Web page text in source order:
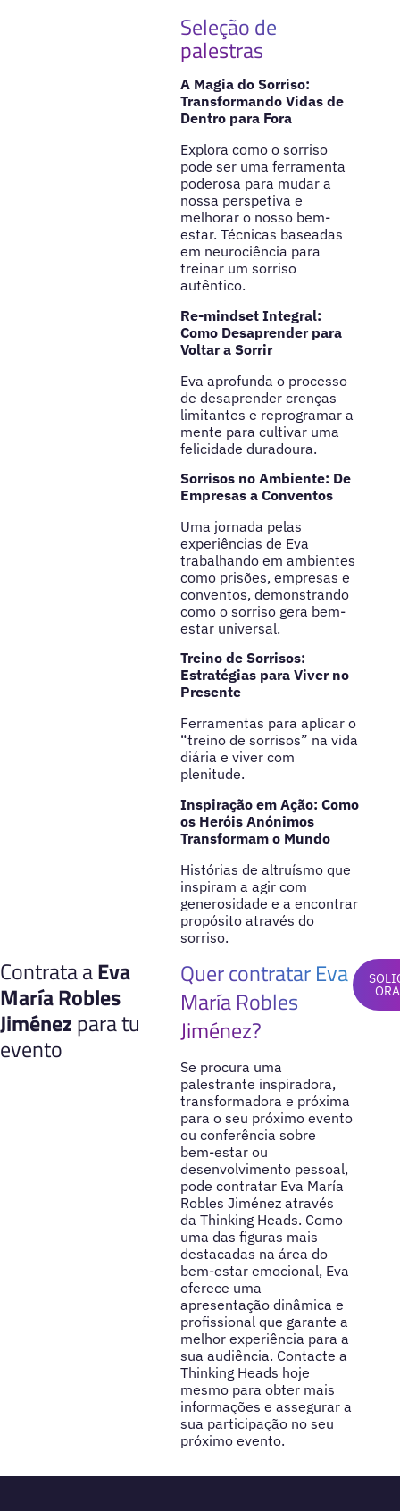
Seleção de
palestras
A Magia do Sorriso:
Transformando Vidas de
Dentro para Fora
Explora como o sorriso
pode ser uma ferramenta
poderosa para mudar a
nossa perspetiva e
melhorar o nosso bem-
estar. Técnicas baseadas
em neurociência para
treinar um sorriso
autêntico.
Re-mindset Integral:
Como Desaprender para
Voltar a Sorrir
Eva aprofunda o processo
de desaprender crenças
limitantes e reprogramar a
mente para cultivar uma
felicidade duradoura.
Sorrisos no Ambiente: De
Empresas a Conventos
Uma jornada pelas
experiências de Eva
trabalhando em ambientes
como prisões, empresas e
conventos, demonstrando
como o sorriso gera bem-
estar universal.
Treino de Sorrisos:
Estratégias para Viver no
Presente
Ferramentas para aplicar o
“treino de sorrisos” na vida
diária e viver com
plenitude.
Inspiração em Ação: Como
os Heróis Anónimos
Transformam o Mundo
Histórias de altruísmo que
inspiram a agir com
generosidade e a encontrar
propósito através do
sorriso.
Contrata aEva
María Robles
Jiménezpara tu
evento
Quer contratar Eva
María Robles
Jiménez?
Se procura uma
palestrante inspiradora,
transformadora e próxima
para o seu próximo evento
ou conferência sobre
bem-estar ou
desenvolvimento pessoal,
pode contratar Eva María
Robles Jiménez através
da Thinking Heads. Como
uma das figuras mais
destacadas na área do
bem-estar emocional, Eva
oferece uma
apresentação dinâmica e
profissional que garante a
melhor experiência para a
sua audiência. Contacte a
Thinking Heads hoje
mesmo para obter mais
informações e assegurar a
sua participação no seu
próximo evento.